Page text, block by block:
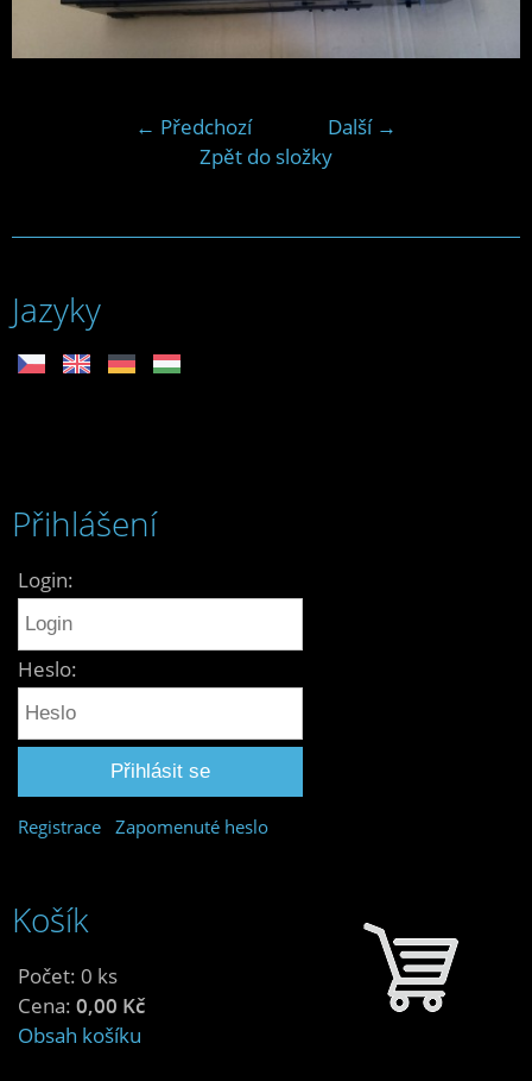
← Předchozí
Další →
Zpět do složky
Jazyky
Přihlášení
Login:
Heslo:
Registrace Zapomenuté heslo
Košík
Počet: 0 ks
Cena: 0,00 Kč
Obsah košíku